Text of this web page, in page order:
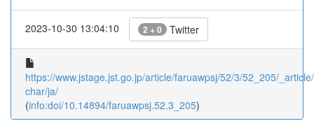
2023-10-30 13:04:10 2 + 0 Twitter
https://www.jstage.jst.go.jp/article/faruawpsj/52/3/52_205/
char/ja/
(info:doi/10.14894/faruawpsj.52.3_205)